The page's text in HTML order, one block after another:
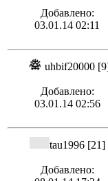
Добавлено:
03.01.14 02:11
uhbif20000
Добавлено:
03.01.14 02:56
tau1996 [21]
Добавлено: